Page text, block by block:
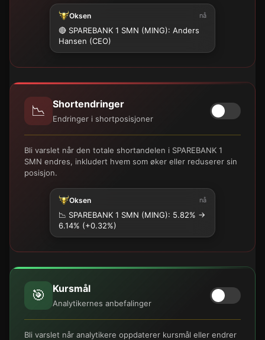
Oksen nå
🔴 SPAREBANK 1 SMN (MING): Anders
Hansen (CEO)
📉 Shortendringer
Endringer i shortposisjoner
Bli varslet når den totale shortandelen i SPAREBANK 1
SMN endres, inkludert hvem som øker eller reduserer sin
posisjon.
Oksen nå
📉 SPAREBANK 1 SMN (MING): 5.82% →
6.14% (+0.32%)
🎯 Kursmål
Analytikernes anbefalinger
Bli varslet når analytikere oppdaterer kursmål eller endrer